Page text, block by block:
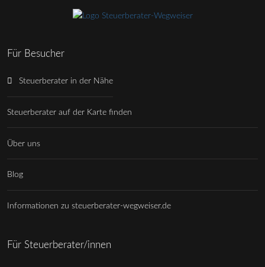
Für Besucher
Steuerberater in der Nähe
Steuerberater auf der Karte finden
Über uns
Blog
Informationen zu steuerberater-wegweiser.de
Für Steuerberater/innen